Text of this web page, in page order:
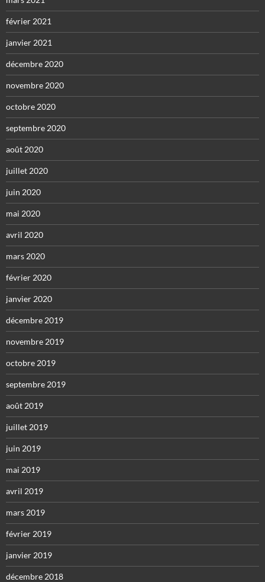
février 2021
janvier 2021
décembre 2020
novembre 2020
octobre 2020
septembre 2020
août 2020
juillet 2020
juin 2020
mai 2020
avril 2020
mars 2020
février 2020
janvier 2020
décembre 2019
novembre 2019
octobre 2019
septembre 2019
août 2019
juillet 2019
juin 2019
mai 2019
avril 2019
mars 2019
février 2019
janvier 2019
décembre 2018